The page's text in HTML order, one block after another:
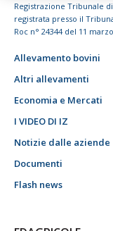
Registrazione Tribunale
registrata presso il
Roc n° 24344 del 11
Allevamento bovini
Altri allevamenti
Economia e Mercati
I VIDEO DI IZ
Notizie dalle aziende
Documenti
Flash news